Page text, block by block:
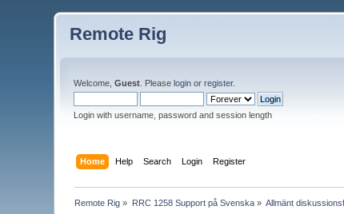
Remote Rig
Welcome,Guest . Pleaselogin orregister.
Login with username, password and session length
Home Help Search Login Register
Remote Rig » RRC 1258 Support på Svenska» Allmänt